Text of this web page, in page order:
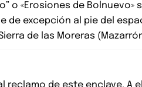
o «Erosiones de Bolnuevo»
de excepción al pie del
de las Moreras